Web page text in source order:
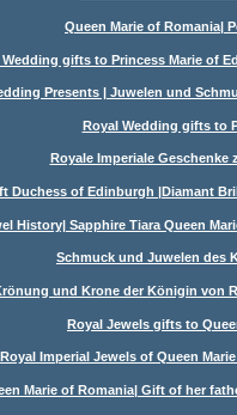
Queen Marie of Romania|
Wedding gifts to Princess Marie of
Presents | Juwelen und
Royal Wedding gifts to
Royale Imperiale
Duchess of Edinburgh |Diamant
History| Sapphire Tiara Queen
Schmuck und Juwelen des
und Krone der Königin von
Royal Jewels gifts to
Royal Imperial Jewels of Queen
Marie of Romania| Gift of her